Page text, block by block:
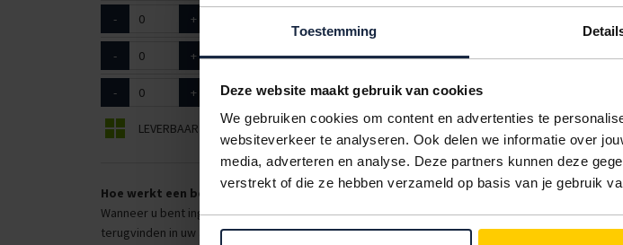
Toestemming
Deze website maakt gebruik van cookies
We gebruiken cookies om content en advertenties te
websiteverkeer te analyseren. Ook delen we informatie over
media, adverteren en analyse. Deze partners kunnen deze
verstrekt of die ze hebben verzameld op basis van je gebruik
- +
- + 9010251 handschoen L wit
- + 9010252 handschoen XL
LEVERBAAR BEPERKT LEVERBAAR IN BESTELLING
Hoe werkt een bestellijst?
Wanneer u bent ingelogd, kunt u een eigen bestellijst maken. Gebruik bestel- en offertelijsten
terugvinden in uw account. Dat pakt altijd goed uit voor uw administratie!